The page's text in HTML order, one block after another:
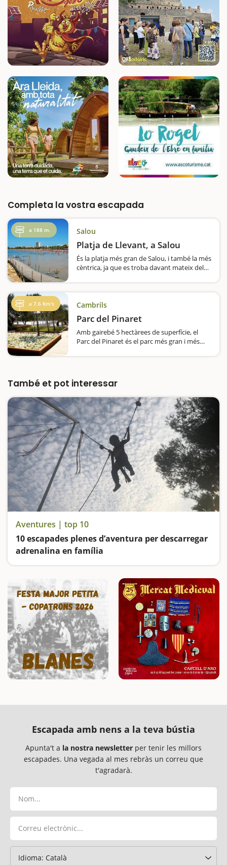
Completa la vostra escapada
a 188 m. Salou
Platja de Llevant, a Salou
És la platja més gran de Salou, i també la més
cèntrica, ja que es troba davant mateix del
esdeveniments lúdics, culturals i familiars…
a 7,6 Km's Cambrils
Parc del Pinaret
Amb gairebé 5 hectàrees de superfície, el
Parc del Pinaret és el parc més gran i més
També et pot interessar
Aventures | top 10
10 escapades plenes d’aventura per descarregar
adrenalina en família
Escapada amb nens a la teva bústia
Apunta't a la nostra newsletter per tenir les millors
escapades. Una vegada al mes rebràs un correu que
t'agradarà.